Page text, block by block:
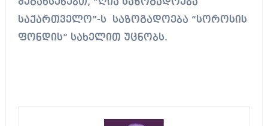
საქართველო”-ს საზოგადოება “სოროსის
ფონდის” სახელით უცნობს.